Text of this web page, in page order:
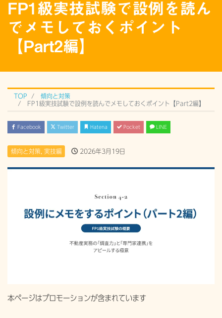
FP1級実技試験で設例を読ん
でメモしておくポイント
【Part2編】
TOP
傾向と対策
FP1級実技試験で設例を読んでメモしておくポイント【Part2編】
Facebook Twitter Hatena Pocket LINE
傾向と対策, 実技編 2026年3月19日
本ページはプロモーションが含まれています